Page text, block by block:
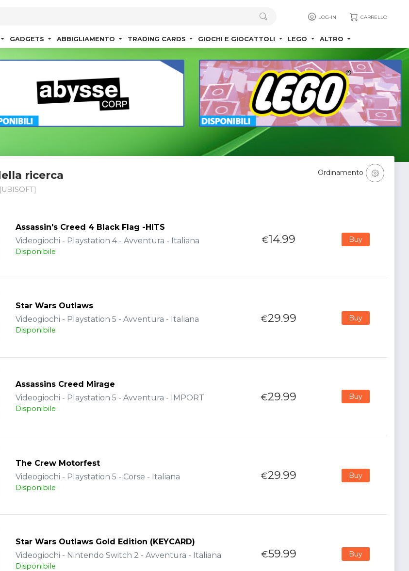
LOG-IN CARRELLO
GADGETS ABBIGLIAMENTO TRADING CARDS GIOCHI E GIOCATTOLI LEGO ALTRO
ricerca
[UBISOFT]
Ordinamento
Assassin's Creed 4 Black Flag -HITS
Videogiochi - Playstation 4 - Avventura - Italiana
Disponibile
€14.99 Buy
Star Wars Outlaws
Videogiochi - Playstation 5 - Avventura - Italiana
Disponibile
€29.99 Buy
Assassins Creed Mirage
Videogiochi - Playstation 5 - Avventura - IMPORT
Disponibile
€29.99 Buy
The Crew Motorfest
Videogiochi - Playstation 5 - Corse - Italiana
Disponibile
€29.99 Buy
Star Wars Outlaws Gold Edition (KEYCARD)
Videogiochi - Nintendo Switch 2 - Avventura - Italiana
Disponibile
€59.99 Buy